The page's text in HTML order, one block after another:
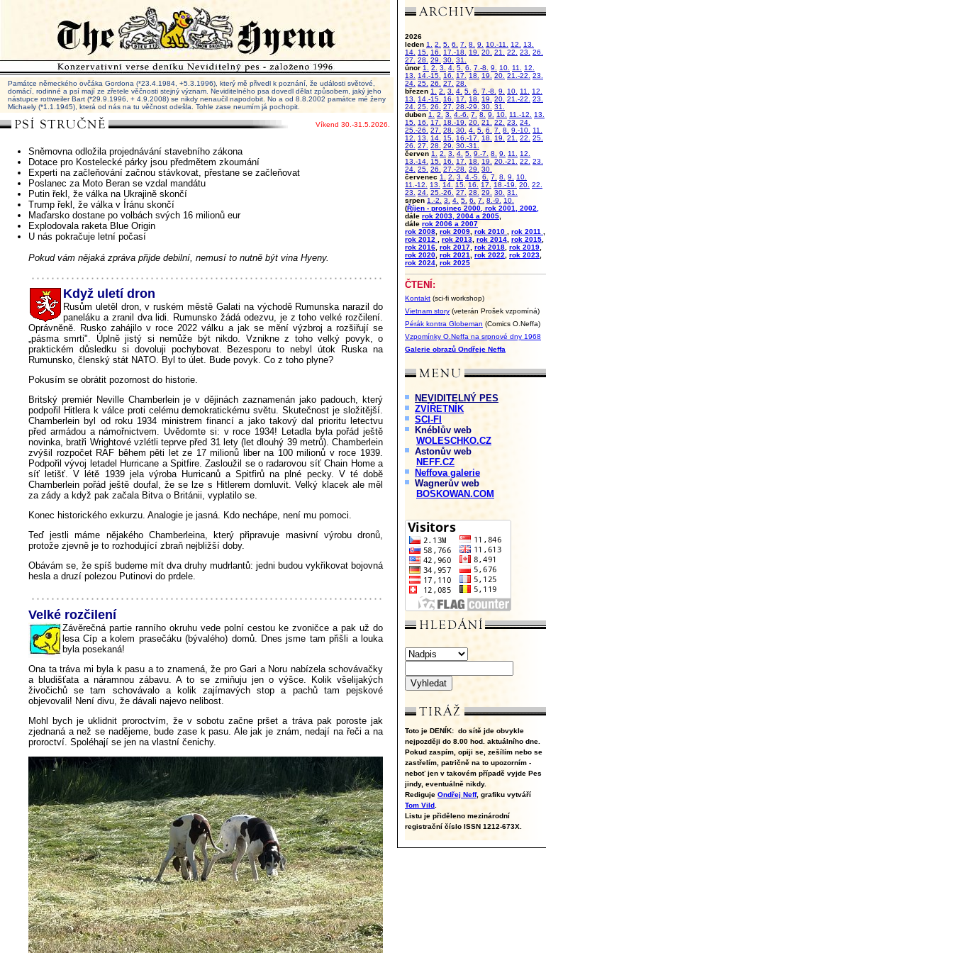
2026
leden 1. 2. 5. 6. 7. 8. 9. 10.-11. 12.
13.
14.
15. 16. 17.-18. 19. 20. 21. 22. 23.
26.
27.
28. 29. 30. 31.
únor 1. 2. 3. 4. 5. 6. 7.-8. 9. 10. 11.
12.
13.
14.-15. 16. 17. 18. 19. 20. 21.-22.
23.
24. 25. 26. 27.
28.
březen 1. 2. 3. 4. 5. 6. 7.-8. 9. 10. 11.
12.
13.
14.-15. 16. 17. 18. 19. 20. 21.-22.
23.
24. 25. 26. 27. 28.-29. 30. 31.
duben 1. 2. 3. 4.-6. 7. 8. 9. 10. 11.-12.
13.
15.
16. 17. 18.-19. 20. 21. 22. 23.
24.
25.-26.
27. 28. 30. 4. 5. 6. 7. 8. 9.-10.
11.
12.
13. 14. 15. 16.-17. 18. 19. 21. 22.
25.
26.
27. 28. 29.
30.-31.
červen 1. 2. 3. 4. 5. 9.-7. 8. 9. 11.
12.
13.-14.
15. 16. 17. 18. 19. 20.-21. 22.
23.
24. 25. 26. 27.-28. 29.
30.
červenec 1. 2. 3. 4.-5. 6. 7. 8. 9.
10.
11.-12.
13. 14. 15. 16. 17. 18.-19. 20. 22.
23.
24. 25.-26. 27. 28. 29. 30. 31.
srpen 1.-2. 3. 4. 5. 6. 7. 8.-9.
10.
(Říjen - prosinec 2000, rok 2001, 2002,
dále rok 2003, 2004 a 2005
dále rok 2006 a 2007
rok 2008 rok 2009 rok 2010 rok 2011
rok 2012
rok 2013 rok 2014 rok 2015
rok 2016 rok 2017 rok 2018 rok 2019
rok 2020 rok 2021 rok 2022 rok 2023
rok 2024 rok 2025
ČTENÍ:
Kontakt (sci-fi workshop)
Vietnam story (veterán Prošek vzpomíná)
Pérák kontra Globeman (Comics O.Neffa)
Vzpomínky O.Neffa na srpnové dny 1968
Galerie obrazů Ondřeje Neffa
NEVIDITELNÝ PES
ZVÍŘETNÍK
SCI-FI
Knéblův web
WOLESCHKO.CZ
Astonův web
NEFF.CZ
Neffova galerie
Wagnerův web
BOSKOWAN.COM
Toto je DENÍK: do sítě jde obvykle
nejpozději do 8.00 hod. aktuálního dne.
Pokud zaspím, opiji se, zešílím nebo se
zastřelím, patričně na to upozorním -
neboť jen v takovém případě vyjde Pes
jindy, eventuálně nikdy.
Rediguje Ondřej Neff, grafiku vytváří
Tom Vild
Listu je přiděleno mezinárodní
registrační číslo ISSN 1212-673X.
Památce německého ovčáka Gordona (*23.4.1984, +5.3.1996), který mě přivedl k poznání, že události světové,
domácí, rodinné a psí mají ze zřetele věčnosti stejný význam. Neviditelného psa dovedl dělat způsobem, jaký jeho
nástupce rottweiler Bart (*29.9.1996, + 4.9.2008) se nikdy nenaučil napodobit. No a od 8.8.2002 památce mé ženy
Michaely (*1.1.1945), která od nás na tu věčnost odešla. Tohle zase neumím já pochopit.
Víkend 30.-31.5.2026.
Sněmovna odložila projednávání stavebního zákona
Dotace pro Kostelecké párky jsou předmětem zkoumání
Experti na začleňování začnou stávkovat, přestane se začleňovat
Poslanec za Moto Beran se vzdal mandátu
Putin řekl, že válka na Ukrajině skončí
Trump řekl, že válka v Íránu skončí
Maďarsko dostane po volbách svých 16 milionů eur
Explodovala raketa Blue Origin
U nás pokračuje letní počasí
Pokud vám nějaká zpráva přijde debilní, nemusí to nutně být vina Hyeny.
Když uletí dron
Rusům uletěl dron, v ruském městě Galati na východě Rumunska narazil do
paneláku a zranil dva lidi. Rumunsko žádá odezvu, je z toho velké rozčilení.
Oprávněně. Rusko zahájilo v roce 2022 válku a jak se mění výzbroj a rozšiřují se
„pásma smrti". Úplně jistý si nemůže být nikdo. Vznikne z toho velký povyk, o
praktickém důsledku si dovoluji pochybovat. Bezesporu to nebyl útok Ruska na
Rumunsko, členský stát NATO. Byl to úlet. Bude povyk. Co z toho plyne?
Pokusím se obrátit pozornost do historie.
Britský premiér Neville Chamberlein je v dějinách zaznamenán jako padouch, který
podpořil Hitlera k válce proti celému demokratickému světu. Skutečnost je složitější.
Chamberlein byl od roku 1934 ministrem financí a jako takový dal prioritu letectvu
před armádou a námořnictvem. Uvědomte si: v roce 1934! Letadla byla pořád ještě
novinka, bratři Wrightové vzlétli teprve před 31 lety (let dlouhý 39 metrů). Chamberlein
zvýšil rozpočet RAF během pěti let ze 17 milionů liber na 100 milionů v roce 1939.
Podpořil vývoj letadel Hurricane a Spitfire. Zasloužil se o radarovou síť Chain Home a
síť letišť. V létě 1939 jela výroba Hurricanů a Spitfirů na plné pecky. V té době
Chamberlein pořád ještě doufal, že se lze s Hitlerem domluvit. Velký klacek ale měl
za zády a když pak začala Bitva o Británii, vyplatilo se.
Konec historického exkurzu. Analogie je jasná. Kdo nechápe, není mu pomoci.
Teď jestli máme nějakého Chamberleina, který připravuje masivní výrobu dronů,
protože zjevně je to rozhodující zbraň nejbližší doby.
Obávám se, že spíš budeme mít dva druhy mudrlantů: jedni budou vykřikovat bojovná
hesla a druzí polezou Putinovi do prdele.
Velké rozčilení
Závěrečná partie ranního okruhu vede polní cestou ke zvoničce a pak už do
lesa Cíp a kolem prasečáku (bývalého) domů. Dnes jsme tam přišli a louka
byla posekaná!
Ona ta tráva mi byla k pasu a to znamená, že pro Gari a Noru nabízela schovávačky
a bludišťata a náramnou zábavu. A to se zmiňuju jen o výšce. Kolik všelijakých
živočichů se tam schovávalo a kolik zajímavých stop a pachů tam pejskové
objevovali! Není divu, že dávali najevo nelibost.
Mohl bych je uklidnit proroctvím, že v sobotu začne pršet a tráva pak poroste jak
zjednaná a než se nadějeme, bude zase k pasu. Ale jak je znám, nedají na řeči a na
proroctví. Spoléhají se jen na vlastní čenichy.